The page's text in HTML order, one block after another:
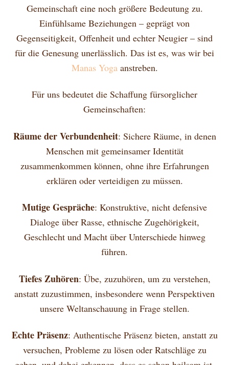
Gemeinschaft eine noch größere Bedeutung zu.
Einfühlsame Beziehungen – geprägt von
Gegenseitigkeit, Offenheit und echter Neugier – sind
für die Genesung unerlässlich. Das ist es, was wir bei
Manas Yogaanstreben.
Für uns bedeutet die Schaffung fürsorglicher
Gemeinschaften:
Räume der Verbundenheit: Sichere Räume, in denen
Menschen mit gemeinsamer Identität
zusammenkommen können, ohne ihre Erfahrungen
erklären oder verteidigen zu müssen.
Mutige Gespräche: Konstruktive, nicht defensive
Dialoge über Rasse, ethnische Zugehörigkeit,
Geschlecht und Macht über Unterschiede hinweg
führen.
Tiefes Zuhören: Übe, zuzuhören, um zu verstehen,
anstatt zuzustimmen, insbesondere wenn Perspektiven
unsere Weltanschauung in Frage stellen.
Echte Präsenz: Authentische Präsenz bieten, anstatt zu
versuchen, Probleme zu lösen oder Ratschläge zu